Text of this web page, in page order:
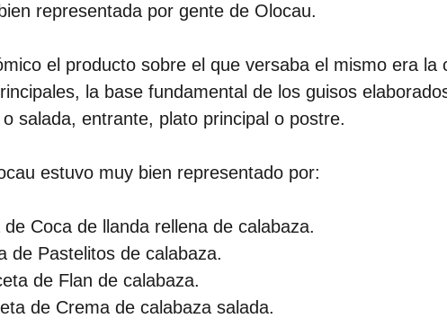
representada por gente de Olocau.
el producto sobre el que versaba el mismo era
la base fundamental de los guisos
salada, entrante, plato principal o postre.
estuvo muy bien representado por:
Coca de llanda rellena de calabaza.
de Pastelitos de calabaza.
de Flan de calabaza.
de Crema de calabaza salada.